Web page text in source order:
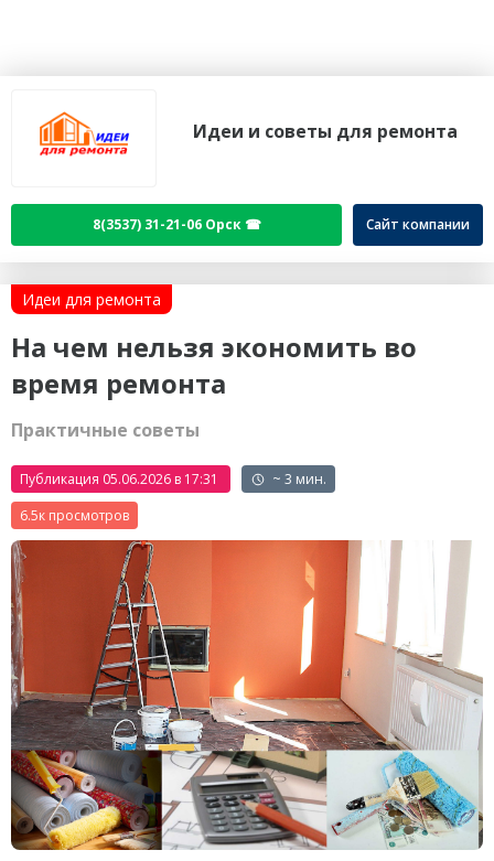
Идеи и советы для ремонта
8(3537) 31-21-06 Орск ☎ Сайт компании
Идеи для ремонта
На чем нельзя экономить во
время ремонта
Практичные советы
Публикация 05.06.2026 в 17:31
~ 3 мин.
6.5к